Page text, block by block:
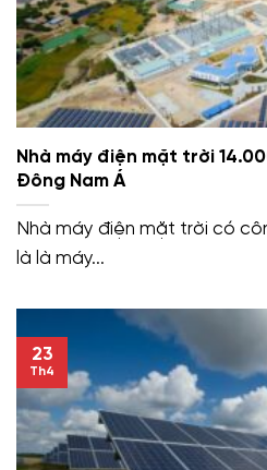
Nhà máy điện mặt trời
Đông Nam Á
Nhà máy điện mặt trời có
là là máy...
23
Th4